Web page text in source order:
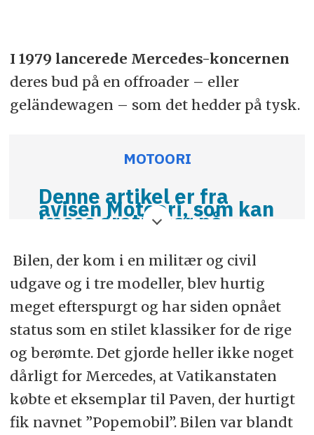
I 1979 lancerede Mercedes-koncernen
deres bud på en offroader – eller
geländewagen – som det hedder på tysk.
MOTOORI
Denne artikel er fra
avisen Motoori, som kan
læses gratis her på
hjemmesiden
Bilen, der kom i en militær og civil
udgave og i tre modeller, blev hurtig
meget efterspurgt og har siden opnået
status som en stilet klassiker for de rige
og berømte. Det gjorde heller ikke noget
dårligt for Mercedes, at Vatikanstaten
købte et eksemplar til Paven, der hurtigt
fik navnet ”Popemobil”. Bilen var blandt